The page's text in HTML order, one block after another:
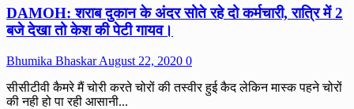
की
सेवानिवृत्ति
पर
दी
गई
बधाई।
DAMOH: शराब दुकान के अंदर सोते रहे दो कर्मचारी, रात्रि में 2
बजे देखा तो केश की पेटी गायव।
Bhumika BhaskarAugust 22, 2020 0
सीसीटीवी कैमरे मैं चोरी करते चोरों की तस्वीर हुई कैद लेकिन मास्क पहने चोरों
की नही हो पा रही आसानी...